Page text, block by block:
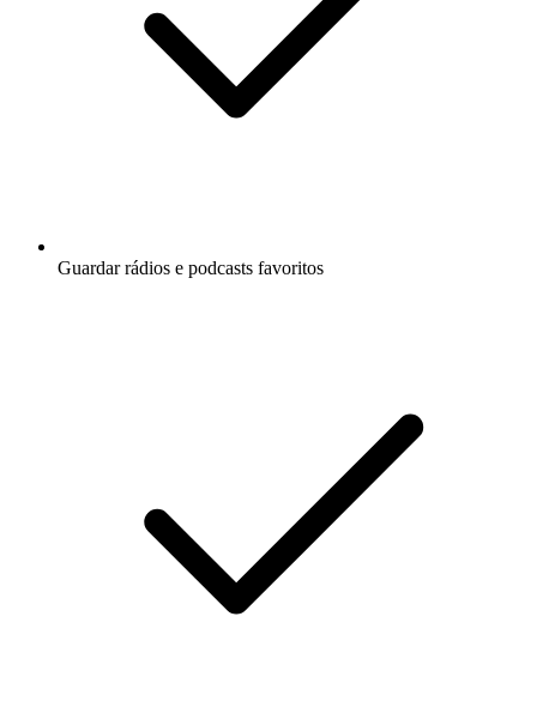
Guardar rádios e podcasts favoritos